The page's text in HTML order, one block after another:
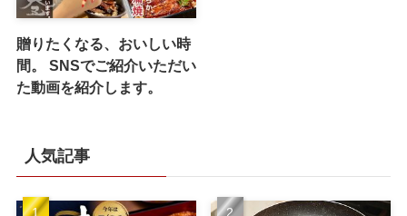
贈りたくなる、おいしい時
間。 SNSでご紹介いただい
た動画を紹介します。
人気記事